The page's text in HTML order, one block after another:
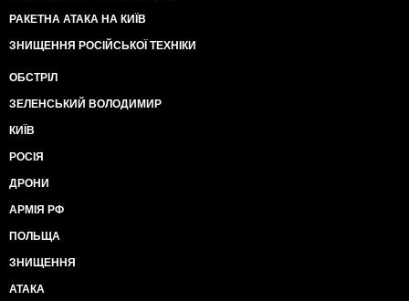
РАКЕТНА АТАКА НА КИЇВ
ЗНИЩЕННЯ РОСІЙСЬКОЇ ТЕХНІКИ
ОБСТРІЛ
ЗЕЛЕНСЬКИЙ ВОЛОДИМИР
КИЇВ
РОСІЯ
ДРОНИ
АРМІЯ РФ
ПОЛЬЩА
ЗНИЩЕННЯ
АТАКА